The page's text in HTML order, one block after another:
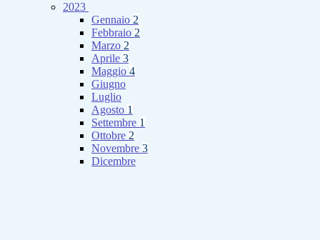
2023
Gennaio 2
Febbraio 2
Marzo 2
Aprile 3
Maggio 4
Giugno
Luglio
Agosto 1
Settembre 1
Ottobre 2
Novembre 3
Dicembre